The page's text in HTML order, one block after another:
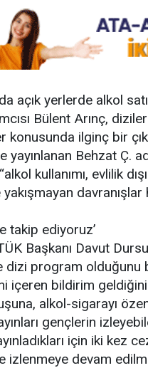
açık yerlerde alkol
Bülent Arınç,
konusunda ilginç bir
yayınlanan Behzat Ç.
kullanımı, evlilik
takip ediyoruz’
Başkanı Davut
dizi program olduğunu
içeren bildirim
alkol-sigarayı
gençlerin
için iki kez
izlenmeye devam